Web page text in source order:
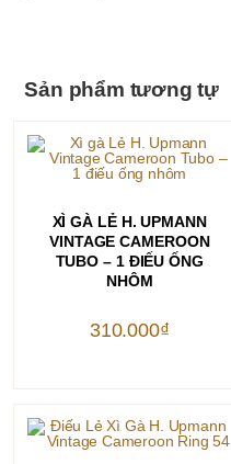
Sản phẩm tương tự
THÊM VÀO GIỎ HÀNG
XÌ GÀ LẺ H. UPMANN
VINTAGE CAMEROON
TUBO – 1 ĐIẾU ỐNG
NHÔM
310.000₫